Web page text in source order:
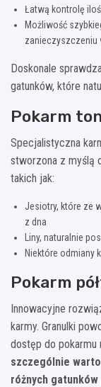
Łatwą kontrolę
Możliwość
zanieczyszczeniu
Doskonale
gatunków, które
Pokarm
Specjalistyczna
stworzona z myślą
takich jak:
Jesiotry, które ze
z dna
Liny, naturalnie
Niektóre odmiany
Pokarm
Innowacyjne
karmy. Granulki
dostęp do pokarmu
szczególnie
różnych gatunków